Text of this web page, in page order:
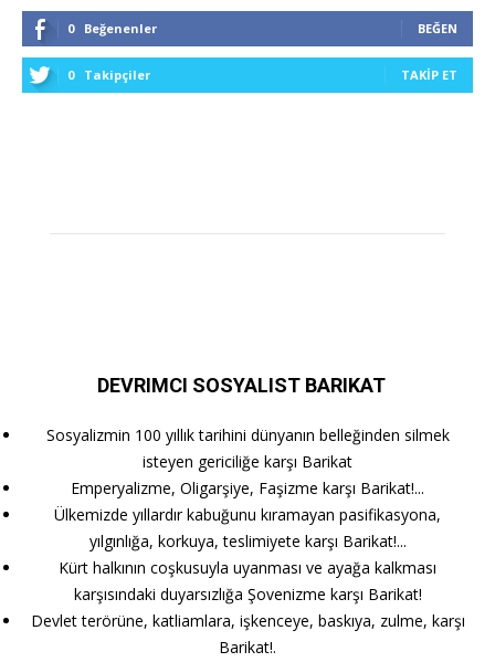
0 Beğenenler BEĞEN
0 Takipçiler TAKIP ET
DEVRIMCI SOSYALIST BARIKAT
Sosyalizmin 100 yıllık tarihini dünyanın belleğinden silmek
isteyen gericiliğe karşı Barikat
Emperyalizme, Oligarşiye, Faşizme karşı Barikat!...
Ülkemizde yıllardır kabuğunu kıramayan pasifikasyona,
yılgınlığa, korkuya, teslimiyete karşı Barikat!...
Kürt halkının coşkusuyla uyanması ve ayağa kalkması
karşısındaki duyarsızlığa Şovenizme karşı Barikat!
Devlet terörüne, katliamlara, işkenceye, baskıya, zulme, karşı
Barikat!.